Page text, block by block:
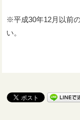
※平成30年12月以前
い。